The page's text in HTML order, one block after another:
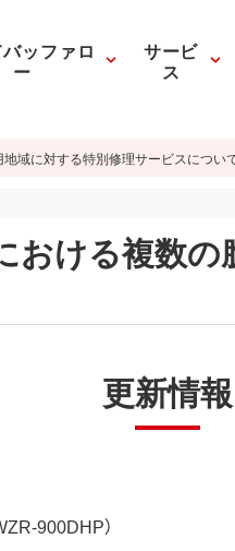
ッファロ
ー
サービ
ス
域に対する特別修理サービスについ
おける複数
更新情報
900DHP）